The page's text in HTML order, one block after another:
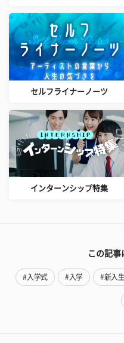
セルフライナーノーツ
インターンシップ特集
この記事
#入学式 #入学 #新入生